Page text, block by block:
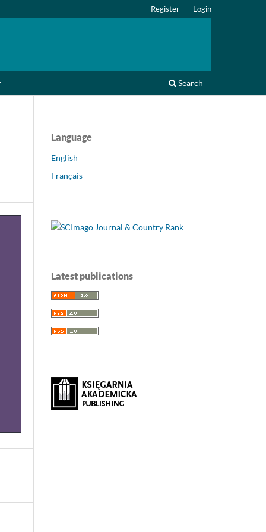
Search
Register Login
Language
English
Français
Latest publications